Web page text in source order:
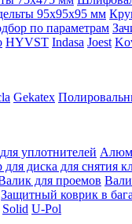
95x95x95 мм
по параметрам
HYVST Indasa Joest
Gekatex
уплотнителей
для диска для снятия
для проемов
Защитный коврик в
Solid U-Pol